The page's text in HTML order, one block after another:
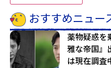
おすすめニュー
薬物疑惑
雅な帝国』
は現在調査